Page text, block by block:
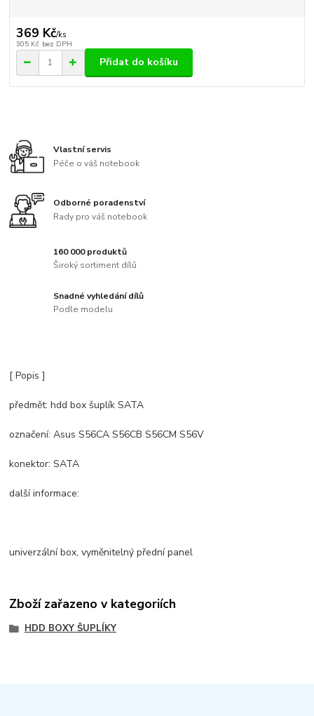
369 Kč/ks
305 Kč bez DPH
Přidat do košíku
Vlastní servis
Péče o váš notebook
Odborné poradenství
Rady pro váš notebook
160 000 produktů
Široký sortiment dílů
Snadné vyhledání dílů
Podle modelu
[ Popis ]
předmět: hdd box šuplík SATA
označení: Asus S56CA S56CB S56CM S56V
konektor: SATA
další informace:
univerzální box, vyměnitelný přední panel
Zboží zařazeno v kategoriích
HDD BOXY ŠUPLÍKY